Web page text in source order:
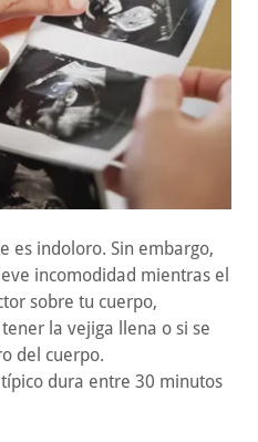
es indoloro. Sin embargo,
incomodidad mientras el
sobre tu cuerpo,
la vejiga llena o si se
del cuerpo.
dura entre 30 minutos